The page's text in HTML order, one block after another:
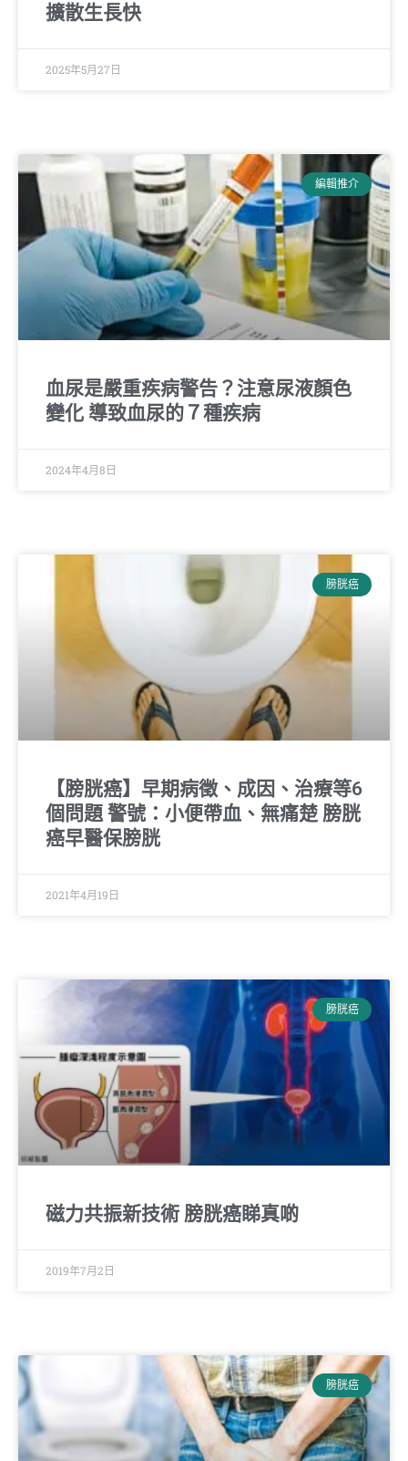
擴散生長快
2025年5月27日
編輯推介
血尿是嚴重疾病警告？注意尿液顏色
變化 導致血尿的７種疾病
2024年4月8日
膀胱癌
【膀胱癌】早期病徵、成因、治療等6
個問題 警號：小便帶血、無痛楚 膀胱
癌早醫保膀胱
2021年4月19日
膀胱癌
磁力共振新技術 膀胱癌睇真啲
2019年7月2日
膀胱癌